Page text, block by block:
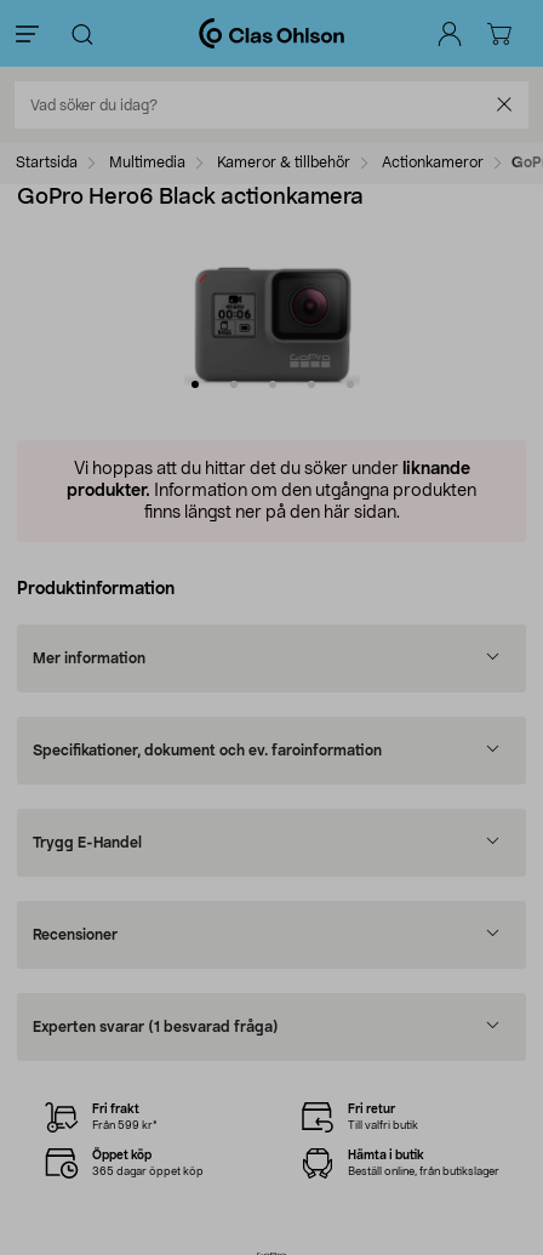
Startsida Multimedia Kameror & tillbehör Actionkameror
GoPro Hero6 Black actionkamera
Vi hoppas att du hittar det du söker under liknande
produkter. Information om den utgångna produkten
finns längst ner på den här sidan.
Produktinformation
Mer information
Specifikationer, dokument och ev. faroinformation
Trygg E-Handel
Recensioner
Experten svarar (1 besvarad fråga)
Fri frakt
Från 599 kr*
Fri retur
Till valfri butik
Öppet köp
365 dagar öppet köp
Hämta i butik
Beställ online, från butikslager